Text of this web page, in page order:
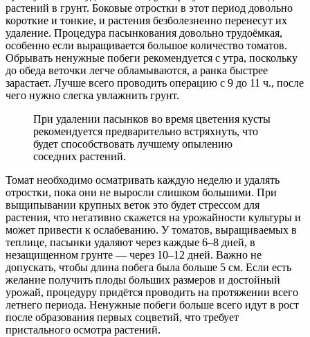
растений в грунт. Боковые отростки в этот период довольно
короткие и тонкие, и растения безболезненно перенесут их
удаление. Процедура пасынкования довольно трудоёмкая,
особенно если выращивается большое количество томатов.
Обрывать ненужные побеги рекомендуется с утра, поскольку
до обеда веточки легче обламываются, а ранка быстрее
зарастает. Лучше всего проводить операцию с 9 до 11 ч., после
чего нужно слегка увлажнить грунт.
При удалении пасынков во время цветения кусты
рекомендуется предварительно встряхнуть, что
будет способствовать лучшему опылению
соседних растений.
Томат необходимо осматривать каждую неделю и удалять
отростки, пока они не выросли слишком большими. При
выщипывании крупных веток это будет стрессом для
растения, что негативно скажется на урожайности культуры и
может привести к ослабеванию. У томатов, выращиваемых в
теплице, пасынки удаляют через каждые 6–8 дней, в
незащищенном грунте — через 10–12 дней. Важно не
допускать, чтобы длина побега была больше 5 см. Если есть
желание получить плоды больших размеров и достойный
урожай, процедуру придётся проводить на протяжении всего
летнего периода. Ненужные побеги больше всего идут в рост
после образования первых соцветий, что требует
пристального осмотра растений.